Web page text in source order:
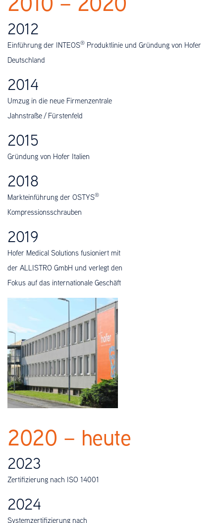
2012
Einführung der INTEOS® Produktlinie und Gründung von Hofer
Deutschland
2014
Umzug in die neue Firmenzentrale
Jahnstraße / Fürstenfeld
2015
Gründung von Hofer Italien
2018
Markteinführung der OSTYS®
Kompressionsschrauben
2019
Hofer Medical Solutions fusioniert mit
der ALLISTRO GmbH und verlegt den
Fokus auf das internationale Geschäft
2020 – heute
2023
Zertifizierung nach ISO 14001
2024
Systemzertifizierung nach